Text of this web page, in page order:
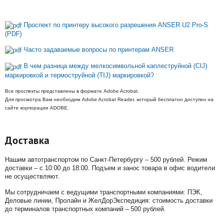
Проспект по принтеру высокого разрешения ANSER U2 Pro-S
(PDF)
Часто задаваемые вопросы по принтерам ANSER
В чем разница между мелкосимвольной каплеструйной (CIJ)
маркировкой и термоструйной (TIJ) маркировкой?
Все проспекты представлены в формате Adobe Acrobat.
Для просмотра Вам необходим Adobe Acrobat Reader, который бесплатно доступен на
сайте корпорации ADOBE.
Доставка
Нашим автотранспортом по Санкт-Петербургу – 500 рублей. Режим
доставки – с 10:00 до 18:00. Подъем и занос товара в офис водители
не осуществляют.
Мы сотрудничаем с ведущими транспортными компаниями: ПЭК,
Деловые линии, Пролайн и ЖелДорЭкспедиция: стоимость доставки
до терминалов транспортных компаний – 500 рублей.